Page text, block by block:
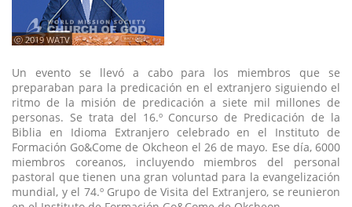
ⓒ 2019 WATV
Un evento se llevó a cabo para los miembros que se
preparaban para la predicación en el extranjero siguiendo el
ritmo de la misión de predicación a siete mil millones de
personas. Se trata del 16.º Concurso de Predicación de la
Biblia en Idioma Extranjero celebrado en el Instituto de
Formación Go&Come de Okcheon el 26 de mayo. Ese día, 6000
miembros coreanos, incluyendo miembros del personal
pastoral que tienen una gran voluntad para la evangelización
mundial, y el 74.º Grupo de Visita del Extranjero, se reunieron